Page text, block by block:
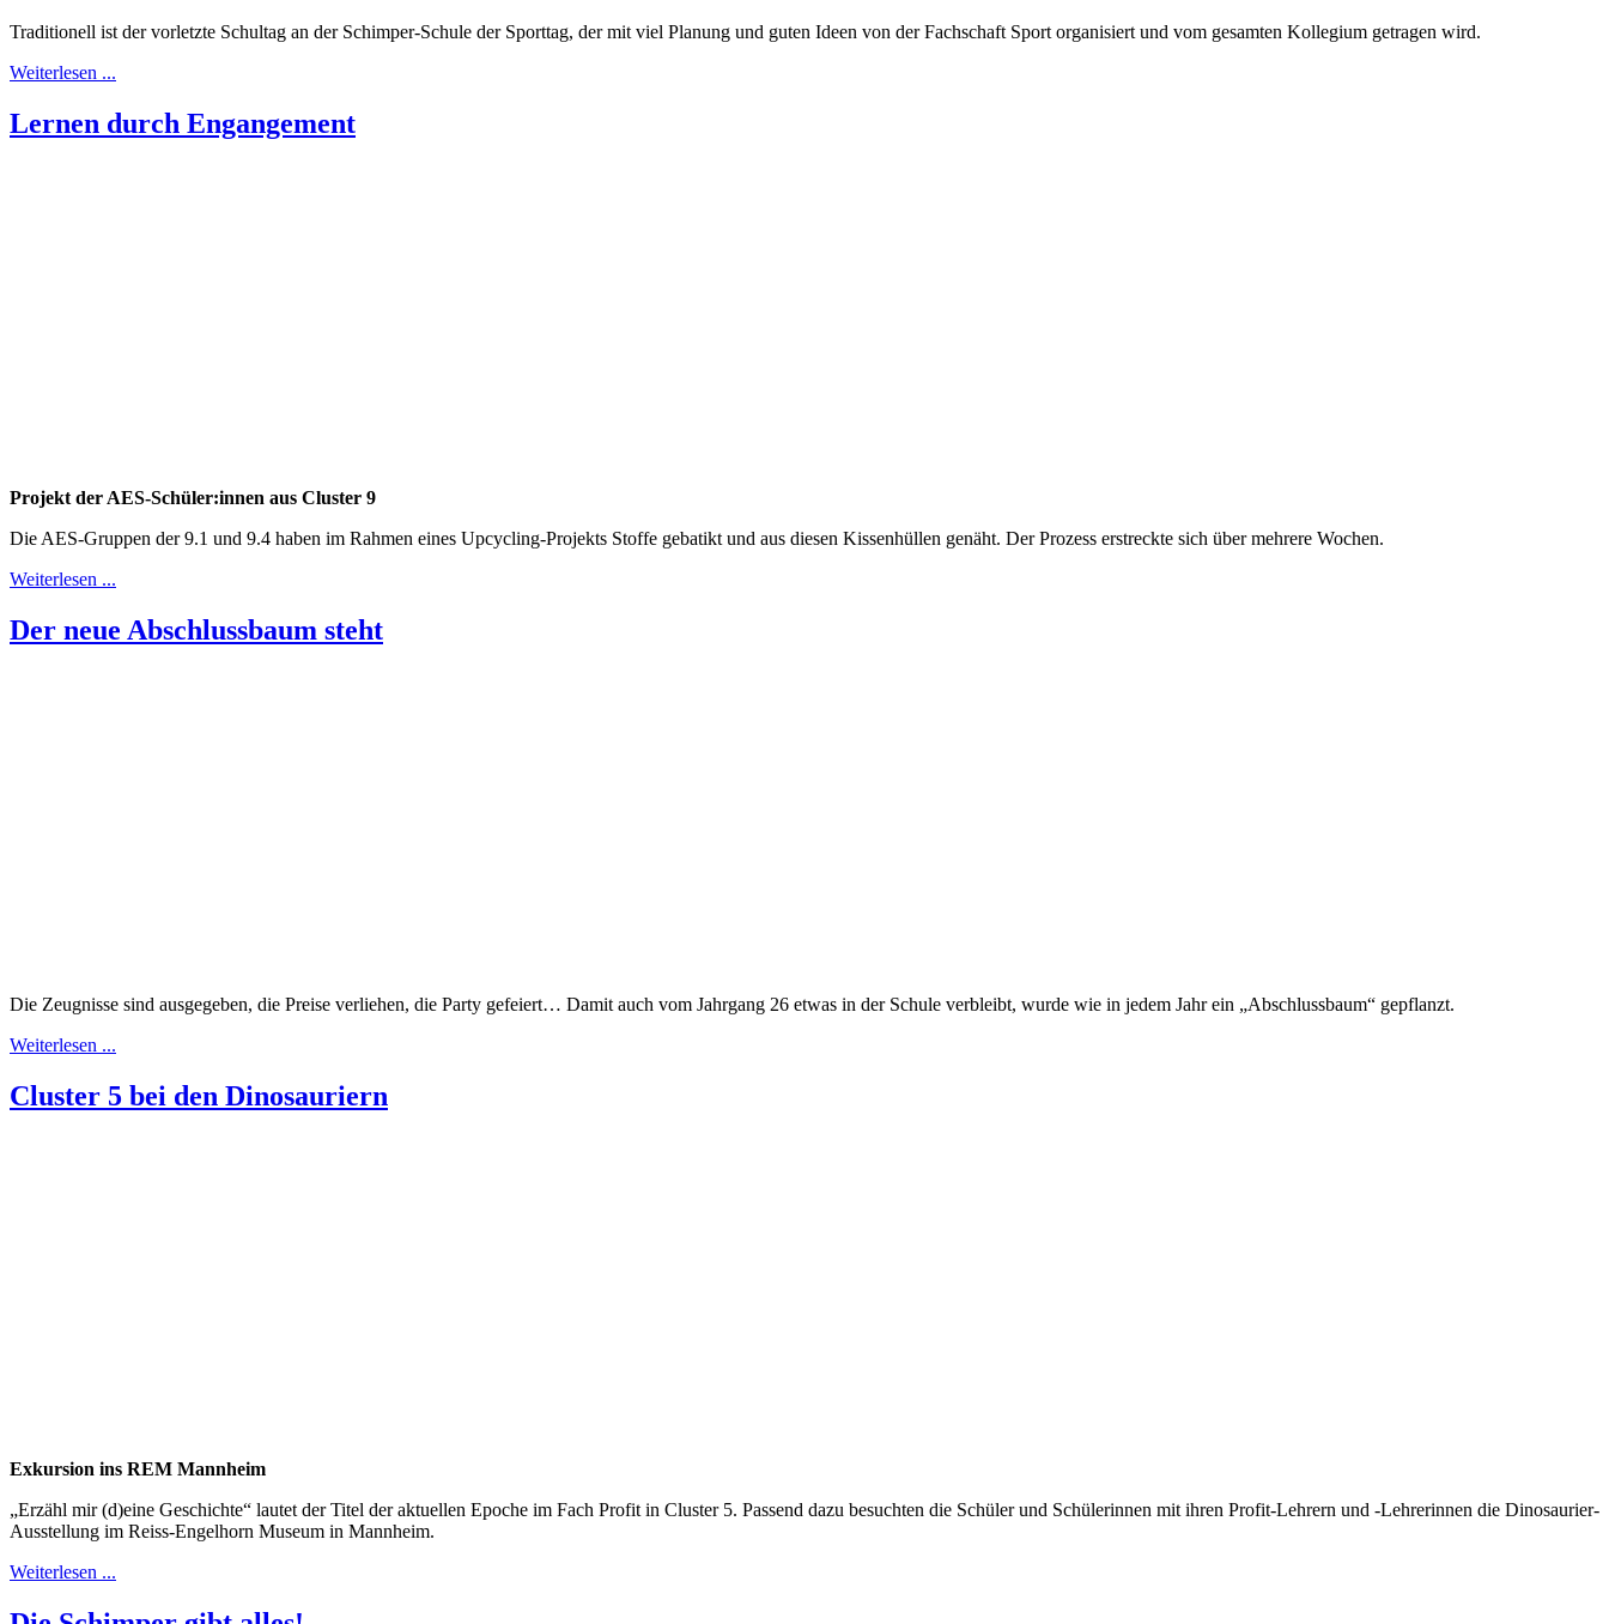
Traditionell ist der vorletzte Schultag an der Schimper-Schule der Sporttag, der mit viel Planung und guten Ideen von der Fachschaft Sport organisiert und vom gesamten Kollegium getragen wird.
Weiterlesen ...
Lernen durch Engangement
Projekt der AES-Schüler:innen aus Cluster 9
Die AES-Gruppen der 9.1 und 9.4 haben im Rahmen eines Upcycling-Projekts Stoffe gebatikt und aus diesen Kissenhüllen genäht. Der Prozess erstreckte sich über mehrere Wochen.
Weiterlesen ...
Der neue Abschlussbaum steht
Die Zeugnisse sind ausgegeben, die Preise verliehen, die Party gefeiert… Damit auch vom Jahrgang 26 etwas in der Schule verbleibt, wurde wie in jedem Jahr ein „Abschlussbaum“ gepflanzt.
Weiterlesen ...
Cluster 5 bei den Dinosauriern
Exkursion ins REM Mannheim
„Erzähl mir (d)eine Geschichte“ lautet der Titel der aktuellen Epoche im Fach Profit in Cluster 5. Passend dazu besuchten die Schüler und Schülerinnen mit ihren Profit-Lehrern und -Lehrerinnen die Dinosaurier-
Ausstellung im Reiss-Engelhorn Museum in Mannheim.
Weiterlesen ...